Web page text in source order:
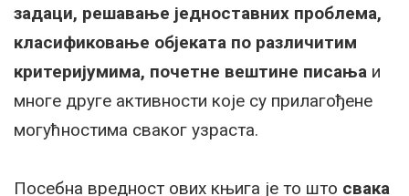
задаци, решавање једноставних проблема,
класификовање објеката по различитим
критеријумима, почетне вештине писања и
многе друге активности које су прилагођене
могућностима сваког узраста.
Посебна вредност ових књига је то што свака